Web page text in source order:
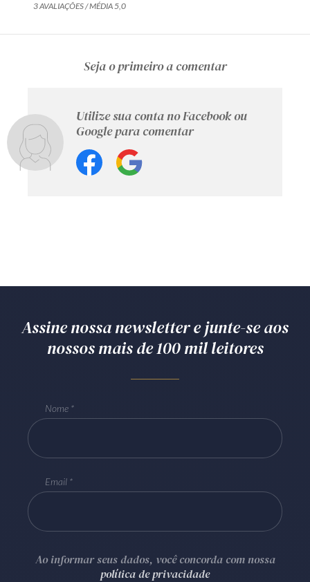
3 AVALIAÇÕES / MÉDIA 5,0
Seja o primeiro a comentar
Utilize sua conta no Facebook ou
Google para comentar
Assine nossa newsletter e junte-se aos
nossos mais de 100 mil leitores
Nome
Email
Ao informar seus dados, você concorda com nossa
política de privacidade